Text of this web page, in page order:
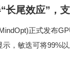
长尾效应”，
正式发布
，敏迭可将99%